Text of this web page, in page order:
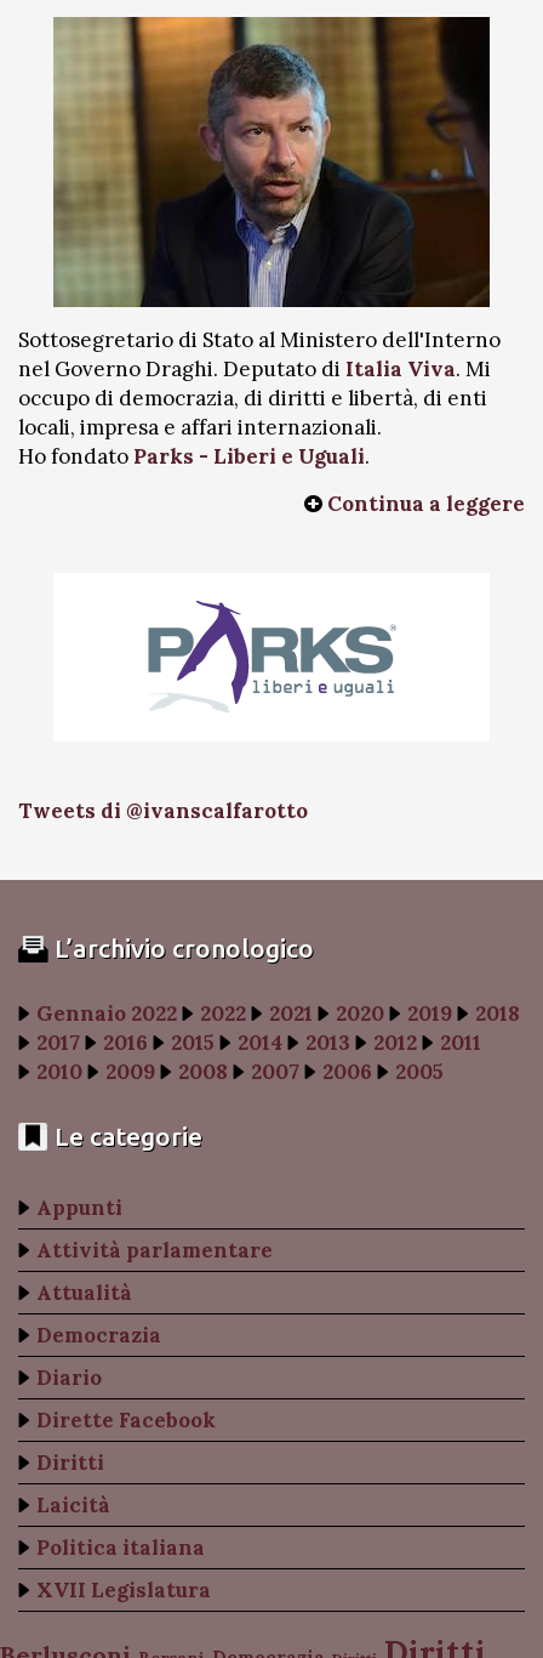
Sottosegretario di Stato al Ministero dell'Interno
nel Governo Draghi. Deputato di Italia Viva. Mi
occupo di democrazia, di diritti e libertà, di enti
locali, impresa e affari internazionali.
Ho fondato Parks - Liberi e Uguali.
Continua a leggere
Tweets di @ivanscalfarotto
L’archivio cronologico
Gennaio 2022 2022 2021 2020 2019
2018
2017
2016 2015 2014 2013 2012
2011
2010
2009 2008 2007 2006 2005
Le categorie
Appunti
Attività parlamentare
Attualità
Democrazia
Diario
Dirette Facebook
Diritti
Laicità
Politica italiana
XVII Legislatura